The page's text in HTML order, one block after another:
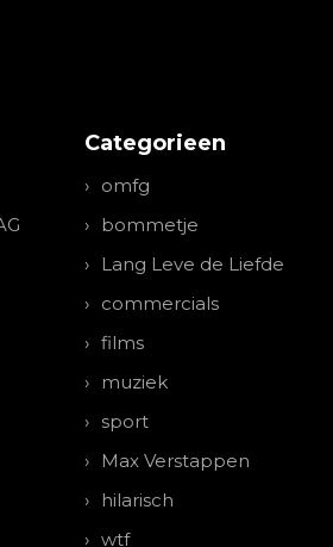
Categorieen
omfg
bommetje
Lang Leve de Liefde
commercials
films
muziek
sport
Max Verstappen
hilarisch
wtf